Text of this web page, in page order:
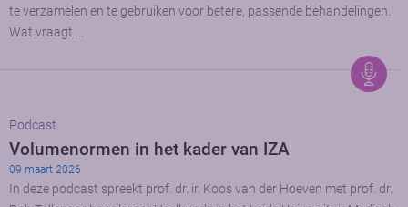
te verzamelen en te gebruiken voor betere, passende behandelingen.
Wat vraagt …
Podcast
Volumenormen in het kader van IZA
09 maart 2026
In deze podcast spreekt prof. dr. ir. Koos van der Hoeven met prof. dr.